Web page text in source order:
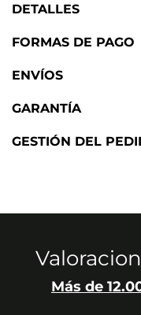
DETALLES
FORMAS DE PAGO
ENVÍOS
GARANTÍA
GESTIÓN DEL
Más de